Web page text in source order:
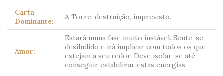
Carta
Dominante:
A Torre: destruição, imprevisto.
Amor:
Estará numa fase muito instável. Sente-se
desiludido e irá implicar com todos os que
estejam a seu redor. Deve isolar-se até
conseguir estabilizar estas energias.